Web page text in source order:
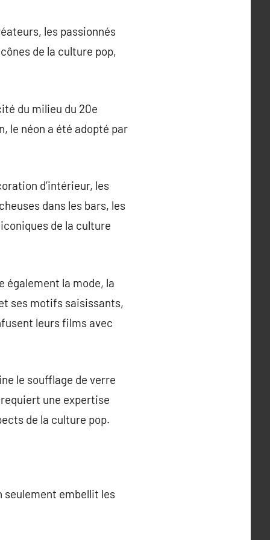
les passionnés
de la culture pop,
du milieu du 20e
le néon a été adopté par
d’intérieur, les
dans les bars, les
de la culture
également la mode, la
ses motifs saisissants,
leurs films avec
le soufflage de verre
une expertise
de la culture pop.
seulement embellit les